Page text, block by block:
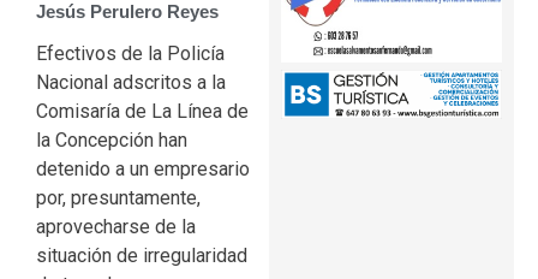
Jesús Perulero Reyes
Efectivos de la Policía
Nacional adscritos a la
Comisaría de La Línea de
la Concepción han
detenido a un empresario
por, presuntamente,
aprovecharse de la
situación de irregularidad